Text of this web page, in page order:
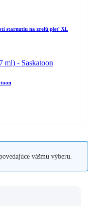
starnutiu na zrelú pleť XL
vášmu výberu.